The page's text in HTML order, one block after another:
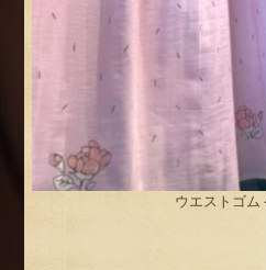
ウエストゴム